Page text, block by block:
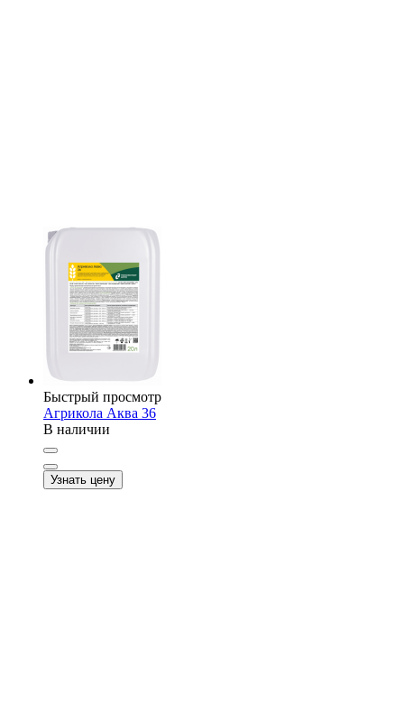
Быстрый просмотр
Агрикола Аква 36
В наличии
Узнать цену